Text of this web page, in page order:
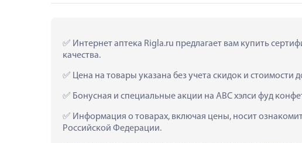
Интернет аптека Rigla.ru предлагает вам купить
качества.
Цена на товары указана без учета скидок и стоимости
Бонусная и специальные акции на АВС хэлси фуд
Информация о товарах, включая цены, носит
Российской Федерации.